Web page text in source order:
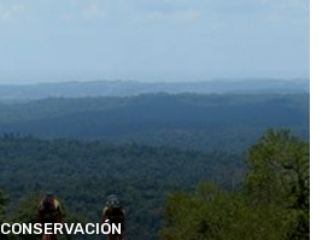
CONSERVACIÓN